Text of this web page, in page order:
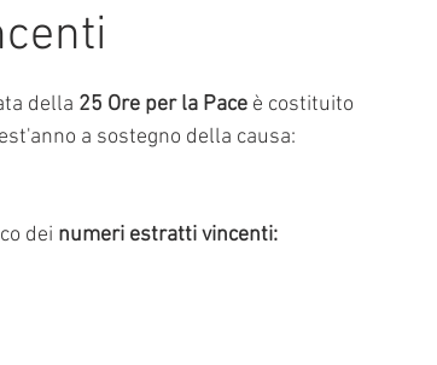
della 25 Ore per la Pace è costituito
a sostegno della causa:
dei numeri estratti vincenti: